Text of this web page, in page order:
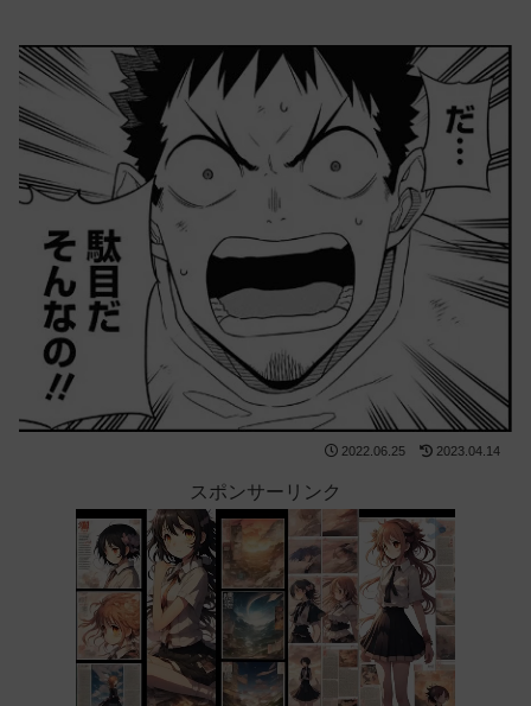
2022.06.25 2023.04.14
スポンサーリンク